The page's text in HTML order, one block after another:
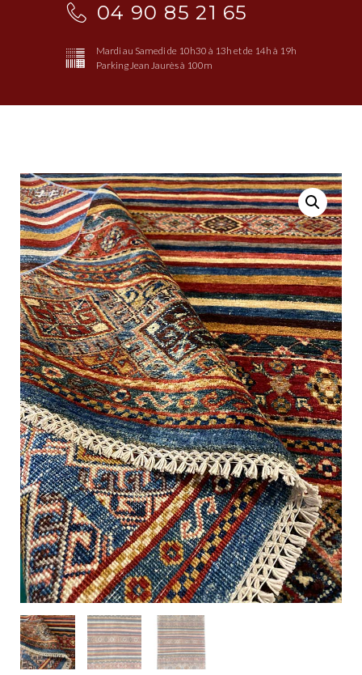
04 90 85 21 65
Mardi au Samedi de 10h30 à 13h et de 14h à 19h
Parking Jean Jaurès à 100m